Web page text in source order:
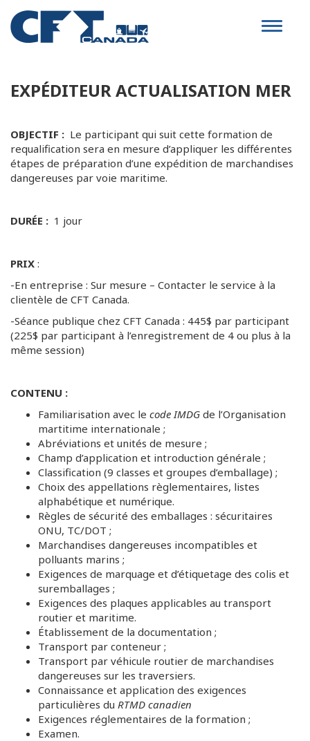
Toggle
EXPÉDITEUR ACTUALISATION MER
OBJECTIF : Le participant qui suit cette formation de
requalification sera en mesure d’appliquer les différentes
étapes de préparation d’une expédition de marchandises
dangereuses par voie maritime.
DURÉE : 1 jour
PRIX :
-En entreprise : Sur mesure – Contacter le service à la
clientèle de CFT Canada.
-Séance publique chez CFT Canada : 445$ par participant
(225$ par participant à l’enregistrement de 4 ou plus à la
même session)
CONTENU :
Familiarisation avec le code IMDG de l’Organisation
martitime internationale ;
Abréviations et unités de mesure ;
Champ d’application et introduction générale ;
Classification (9 classes et groupes d’emballage) ;
Choix des appellations règlementaires, listes
alphabétique et numérique.
Règles de sécurité des emballages : sécuritaires
ONU, TC/DOT ;
Marchandises dangereuses incompatibles et
polluants marins ;
Exigences de marquage et d’étiquetage des colis et
suremballages ;
Exigences des plaques applicables au transport
routier et maritime.
Établissement de la documentation ;
Transport par conteneur ;
Transport par véhicule routier de marchandises
dangereuses sur les traversiers.
Connaissance et application des exigences
particulières du RTMD canadien
Exigences réglementaires de la formation ;
Examen.